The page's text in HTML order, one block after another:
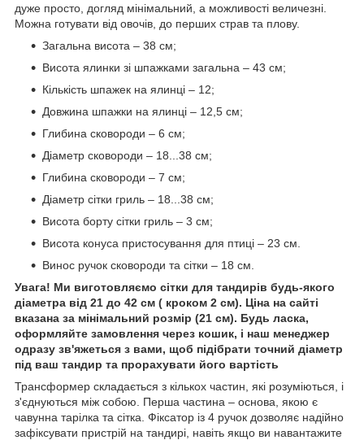
дуже просто, догляд мінімальний, а можливості величезні.
Можна готувати від овочів, до перших страв та плову.
Загальна висота – 38 см;
Висота ялинки зі шпажками загальна – 43 см;
Кількість шпажек на ялинці – 12;
Довжина шпажки на ялинці – 12,5 см;
Глибина сковороди – 6 см;
Діаметр сковороди – 18...38 см;
Глибина сковороди – 7 см;
Діаметр сітки гриль – 18...38 см;
Висота борту сітки гриль – 3 см;
Висота конуса пристосування для птиці – 23 см.
Винос ручок сковороди та сітки – 18 см.
Увага! Ми виготовляємо сітки для тандирів будь-якого
діаметра від 21 до 42 см ( кроком 2 см). Ціна на сайті
вказана за мінімальний розмір (21 см). Будь ласка,
оформляйте замовлення через кошик, і наш менеджер
одразу зв'яжеться з вами, щоб підібрати точний діаметр
під ваш тандир та прорахувати його вартість
Трансформер складається з кількох частин, які розуміються, і
з'єднуються між собою. Перша частина – основа, якою є
чавунна тарілка та сітка. Фіксатор із 4 ручок дозволяє надійно
зафіксувати пристрій на тандирі, навіть якщо ви навантажите